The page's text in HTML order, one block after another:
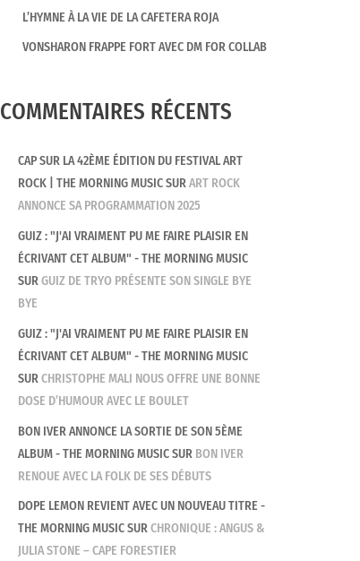
L’HYMNE À LA VIE DE LA CAFETERA ROJA
VONSHARON FRAPPE FORT AVEC DM FOR COLLAB
COMMENTAIRES RÉCENTS
CAP SUR LA 42ÈME ÉDITION DU FESTIVAL ART
ROCK | THE MORNING MUSICSURART ROCK
ANNONCE SA PROGRAMMATION 2025
GUIZ : "J'AI VRAIMENT PU ME FAIRE PLAISIR EN
ÉCRIVANT CET ALBUM" - THE MORNING MUSIC
SURGUIZ DE TRYO PRÉSENTE SON SINGLE BYE
BYE
GUIZ : "J'AI VRAIMENT PU ME FAIRE PLAISIR EN
ÉCRIVANT CET ALBUM" - THE MORNING MUSIC
SURCHRISTOPHE MALI NOUS OFFRE UNE BONNE
DOSE D’HUMOUR AVEC LE BOULET
BON IVER ANNONCE LA SORTIE DE SON 5ÈME
ALBUM - THE MORNING MUSICSUR BON IVER
RENOUE AVEC LA FOLK DE SES DÉBUTS
DOPE LEMON REVIENT AVEC UN NOUVEAU TITRE -
THE MORNING MUSICSURCHRONIQUE : ANGUS &
JULIA STONE – CAPE FORESTIER